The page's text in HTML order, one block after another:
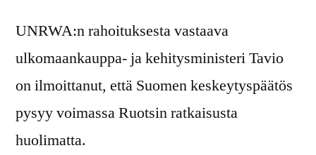
UNRWA:n rahoituksesta vastaava
ulkomaankauppa- ja kehitysministeri Tavio
on ilmoittanut, että Suomen keskeytyspäätös
pysyy voimassa Ruotsin ratkaisusta
huolimatta.